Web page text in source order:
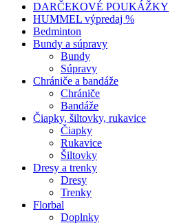
DARČEKOVÉ POUKÁŽKY
HUMMEL výpredaj %
Bedminton
Bundy a súpravy
Bundy
Súpravy
Chrániče a bandáže
Chrániče
Bandáže
Čiapky, šiltovky, rukavice
Čiapky
Rukavice
Šiltovky
Dresy a trenky
Dresy
Trenky
Florbal
Doplnky